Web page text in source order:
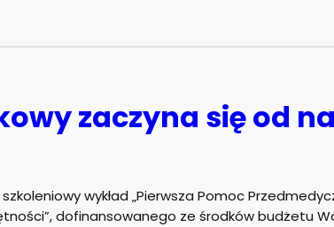
zaczyna się od
wykład „Pierwsza Pomoc
dofinansowanego ze środków budżetu